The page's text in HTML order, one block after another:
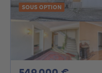
SOUS OPTION